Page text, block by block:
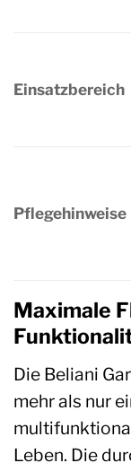
Einsatzbereich
Pflegehinweise
Maximale
Die Beliani
mehr als nur
Leben. Die